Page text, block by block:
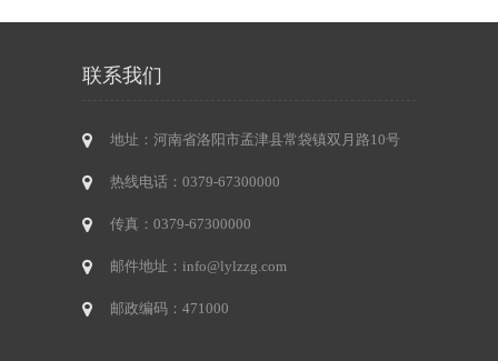
联系我们
地址：河南省洛阳市孟津县常袋镇双月路10号
热线电话：0379-67300000
传真：0379-67300000
邮件地址：info@lylzzg.com
邮政编码：471000